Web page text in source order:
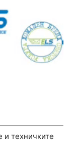
и техничките